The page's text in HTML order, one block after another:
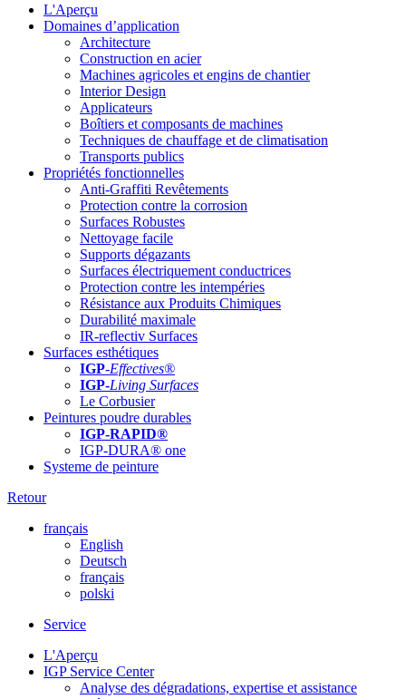
L'Aperçu
Domaines d’application
Architecture
Construction en acier
Machines agricoles et engins de chantier
Interior Design
Applicateurs
Boîtiers et composants de machines
Techniques de chauffage et de climatisation
Transports publics
Propriétés fonctionnelles
Anti-Graffiti Revêtements
Protection contre la corrosion
Surfaces Robustes
Nettoyage facile
Supports dégazants
Surfaces électriquement conductrices
Protection contre les intempéries
Résistance aux Produits Chimiques
Durabilité maximale
IR-reflectiv Surfaces
Surfaces esthétiques
IGP-Effectives®
IGP-Living Surfaces
Le Corbusier
Peintures poudre durables
IGP-RAPID®
IGP-DURA® one
Systeme de peinture
Retour
français
English
Deutsch
français
polski
Service
L'Aperçu
IGP Service Center
Analyse des dégradations, expertise et assistance